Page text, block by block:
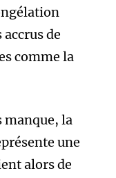
de
comme la
manque, la
une
alors de